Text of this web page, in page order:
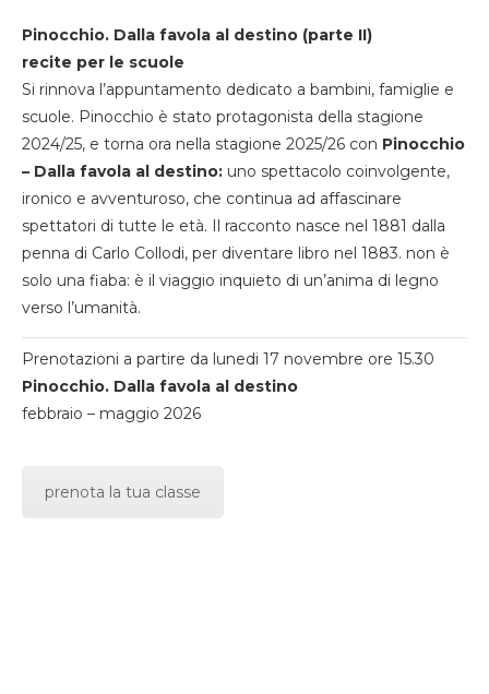
Pinocchio. Dalla favola al destino (parte II)
recite per le scuole
Si rinnova l’appuntamento dedicato a bambini, famiglie e
scuole. Pinocchio è stato protagonista della stagione
2024/25, e torna ora nella stagione 2025/26 con Pinocchio
– Dalla favola al destino: uno spettacolo coinvolgente,
ironico e avventuroso, che continua ad affascinare
spettatori di tutte le età. Il racconto nasce nel 1881 dalla
penna di Carlo Collodi, per diventare libro nel 1883. non è
solo una fiaba: è il viaggio inquieto di un’anima di legno
verso l’umanità.
Prenotazioni a partire da lunedi 17 novembre ore 15.30
Pinocchio. Dalla favola al destino
febbraio – maggio 2026
prenota la tua classe